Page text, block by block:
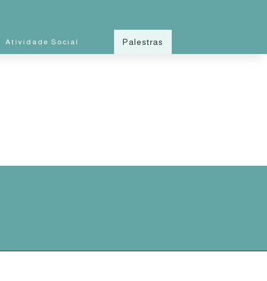
Atividade Social Palestras